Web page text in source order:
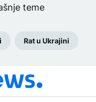
teme
Rat u Ukrajini